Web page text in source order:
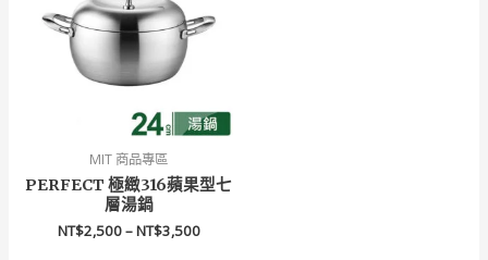
MIT 商品專區
PERFECT 極緻316蘋果型七
層湯鍋
NT$2,500–NT$3,500
NT$2,500
到